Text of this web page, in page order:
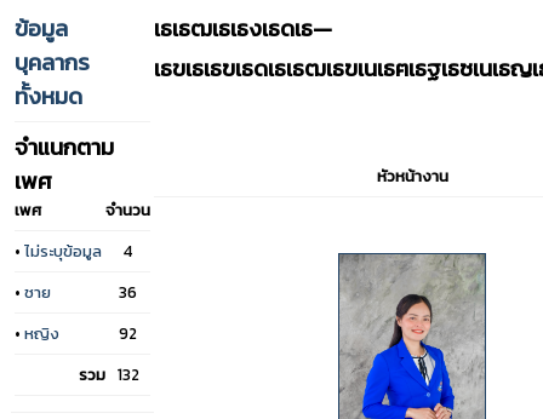
ข้อมูล
บุคลากร
ทั้งหมด
จำแนกตาม
เพศ
เพศ
จำนวน
• ไม่ระบุข้อมูล
4
• ชาย
36
• หญิง
92
รวม 132
เธเธฒเธเธงเธดเธ—
เธขเธเธฃเธดเธเธฒเธฃเนเธฅเธฐเธซเนเธญ
หัวหน้างาน